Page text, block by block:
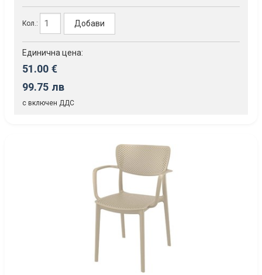
Кол.: Добави
Единична цена:
51.00 €
99.75 лв
с включен ДДС